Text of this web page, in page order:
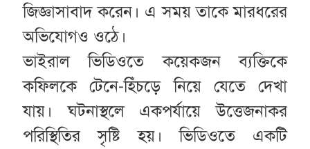
জিজ্ঞাসাবাদ করেন। এ সময় তাকে মারধরের
অভিযোগও ওঠে।
ভাইরাল ভিডিওতে কয়েকজন ব্যক্তিকে
কফিলকে টেনে-হিঁচড়ে নিয়ে যেতে দেখা
যায়। ঘটনাস্থলে একপর্যায়ে উত্তেজনাকর
পরিস্থিতির সৃষ্টি হয়। ভিডিওতে একটি